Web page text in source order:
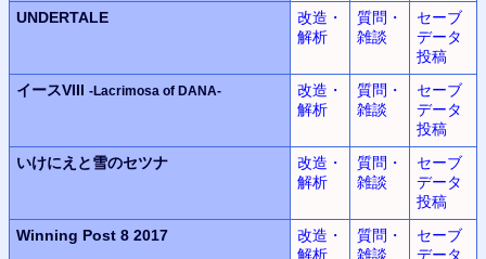
UNDERTALE
改造・
解析
質問・
雑談
セーブ
データ
投稿
イースVIII -Lacrimosa of DANA-
改造・
解析
質問・
雑談
セーブ
データ
投稿
いけにえと雪のセツナ
改造・
解析
質問・
雑談
セーブ
データ
投稿
Winning Post 8 2017
改造・
解析
質問・
雑談
セーブ
データ